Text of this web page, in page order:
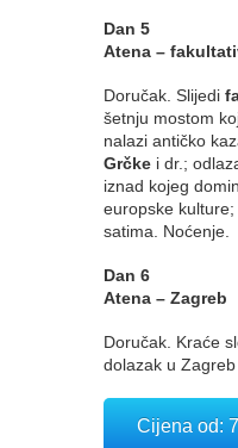
Dan 5
Atena –
Doručak. Slijedi
šetnju mostom
nalazi antičko
Grčke i dr.;
iznad kojeg
europske
satima. Noćenje.
Dan 6
Atena – Zagreb
Doručak. Kraće
dolazak u
Cijena od: